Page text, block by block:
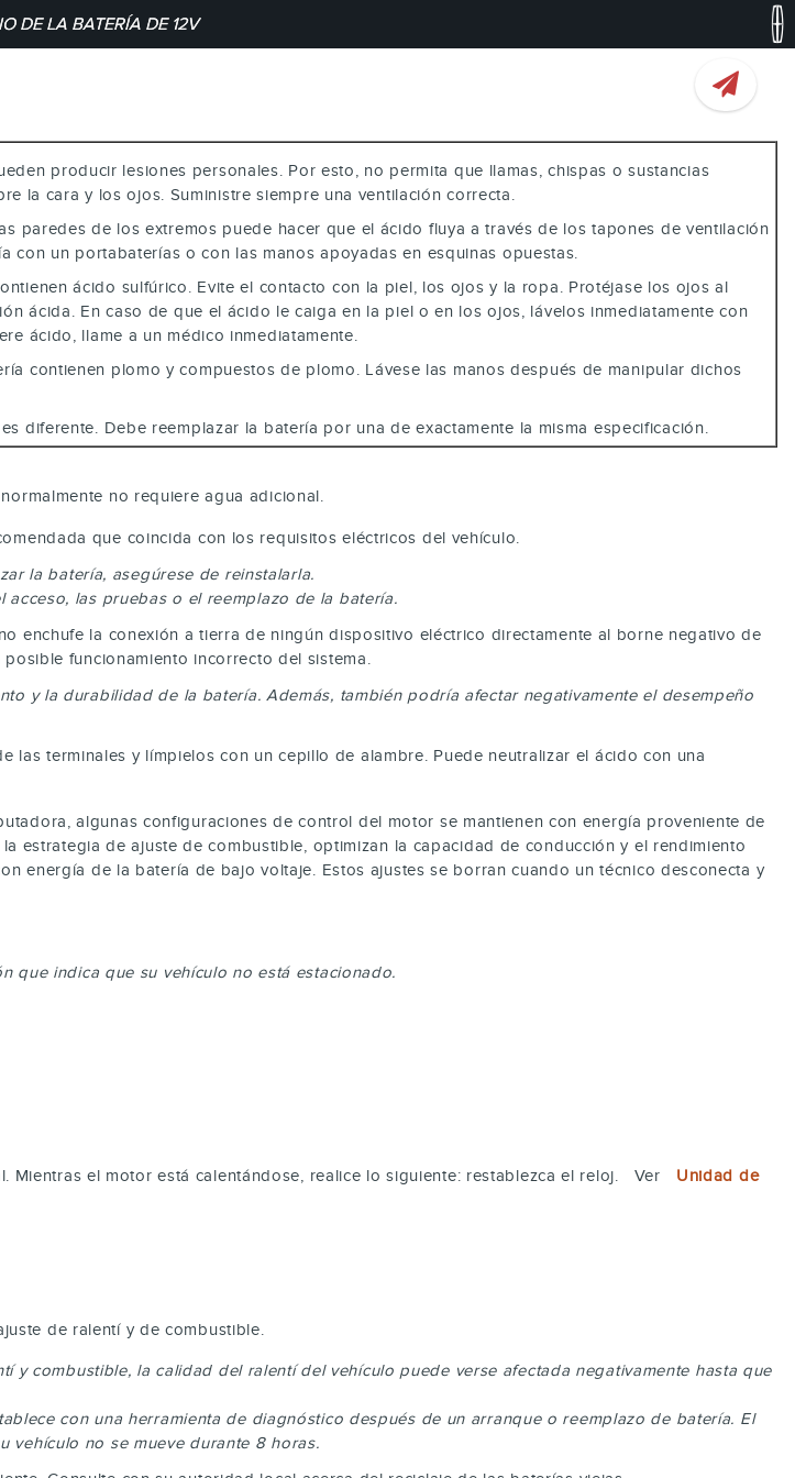
DE LA BATERÍA DE 12V
producir lesiones personales. Por esto, no permita que llamas, chispas o sustancias
la cara y los ojos. Suministre siempre una ventilación correcta.
paredes de los extremos puede hacer que el ácido fluya a través de los tapones de ventilación
un portabaterías o con las manos apoyadas en esquinas opuestas.
ácido sulfúrico. Evite el contacto con la piel, los ojos y la ropa. Protéjase los ojos al
ácida. En caso de que el ácido le caiga en la piel o en los ojos, lávelos inmediatamente con
ácido, llame a un médico inmediatamente.
contienen plomo y compuestos de plomo. Lávese las manos después de manipular dichos
diferente. Debe reemplazar la batería por una de exactamente la misma especificación.
no requiere agua adicional.
que coincida con los requisitos eléctricos del vehículo.
la batería, asegúrese de reinstalarla.
las pruebas o el reemplazo de la batería.
enchufe la conexión a tierra de ningún dispositivo eléctrico directamente al borne negativo de
funcionamiento incorrecto del sistema.
y la durabilidad de la batería. Además, también podría afectar negativamente el desempeño
terminales y límpielos con un cepillo de alambre. Puede neutralizar el ácido con una
algunas configuraciones de control del motor se mantienen con energía proveniente de
estrategia de ajuste de combustible, optimizan la capacidad de conducción y el rendimiento
energía de la batería de bajo voltaje. Estos ajustes se borran cuando un técnico desconecta y
que indica que su vehículo no está estacionado.
Mientras el motor está calentándose, realice lo siguiente: restablezca el reloj. Ver Unidad de
de ralentí y de combustible.
combustible, la calidad del ralentí del vehículo puede verse afectada negativamente hasta que
con una herramienta de diagnóstico después de un arranque o reemplazo de batería. El
vehículo no se mueve durante 8 horas.